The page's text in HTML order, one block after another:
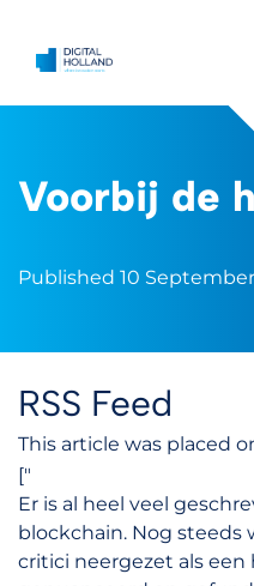
Voorbij de
Published 10 September
RSS Feed
This article was placed
["
Er is al heel veel
blockchain. Nog steeds
critici neergezet als een